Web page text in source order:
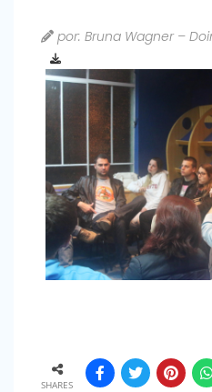
por: Bruna Wagner –
SHARES